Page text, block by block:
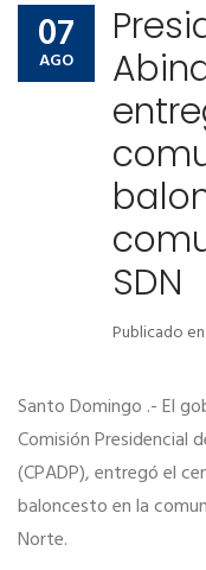
07
AGO
SDN
Publicado en
Santo Domingo .- El
Comisión Presidencial
(CPADP), entregó el
baloncesto en la
Norte.